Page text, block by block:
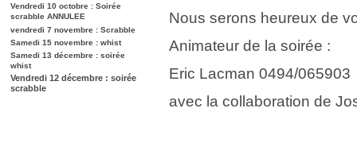
Vendredi 10 octobre : Soirée
scrabble ANNULEE
vendredi 7 novembre : Scrabble
Samedi 15 novembre : whist
Samedi 13 décembre : soirée
whist
Vendredi 12 décembre : soirée
scrabble
Nous serons heureux de
Animateur de la soirée :
Eric Lacman 0494/065903
avec la collaboration de